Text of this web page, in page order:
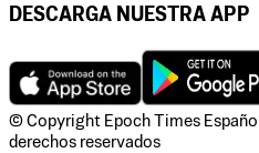
DESCARGA NUESTRA APP
© Copyright Epoch Times Español
derechos reservados